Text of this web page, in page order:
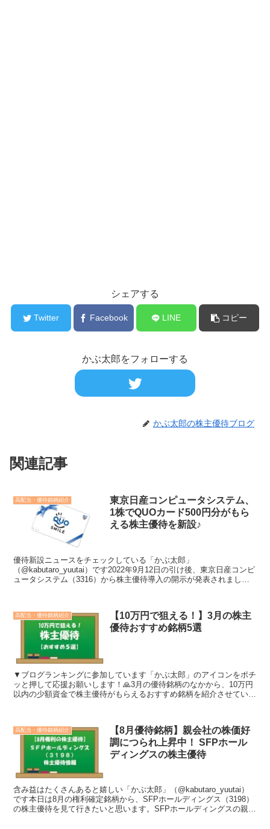
シェアする
Twitter Facebook LINE コピー
かぶ太郎をフォローする
かぶ太郎の株主優待ブログ
関連記事
高配当・優待銘柄紹介
東京日産コンピュータシステム、
1株でQUOカード500円分がもら
える株主優待を新設♪
優待新設ニュースをチェックしている「かぶ太郎」
（@kabutaro_yuutai）です2022年9月12日の引け後、東京日産コンピ
ュータシステム（3316）から株主優待導入の開示が発表されまし
高配当・優待銘柄紹介
【10万円で狙える！】3月の株主
優待おすすめ銘柄5選
▼ブログランキングに参加しています「かぶ太郎」のアイコンをポチ
ッと押して応援お願いします！🙏3月の優待銘柄のなかから、10万円
以内の少額資金で株主優待がもらえるおすすめ銘柄を紹介させていた
高配当・優待銘柄紹介
【8月優待銘柄】親会社の株価好
調につられ上昇中！ SFPホール
ディングスの株主優待
含み益はたくさんあると嬉しい「かぶ太郎」（@kabutaro_yuutai）
です本日は8月の権利確定銘柄から、SFPホールディングス（3198）
の株主優待を見て行きたいと思います。SFPホールディングスの親会